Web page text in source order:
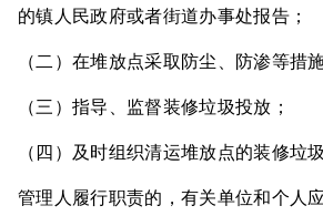
的镇人民政府或者街道办事处报告；
（二）在堆放点采取防尘、防渗等措施
（三）指导、监督装修垃圾投放；
（四）及时组织清运堆放点的装修垃圾
管理人履行职责的，有关单位和个人